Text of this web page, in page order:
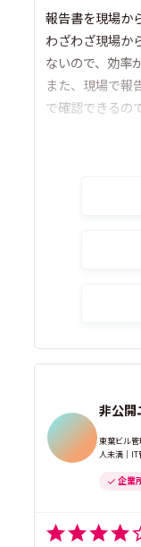
報告書を現場か
わざわざ現場か
ないので、効率
また、現場で報
で確認できるの
非公開
東葉ビル
人未満｜
企業